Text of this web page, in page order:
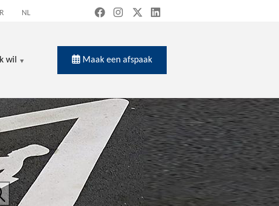
NL
Ik wil Maak een afspaak